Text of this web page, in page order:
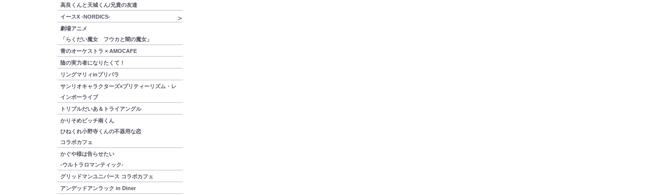
高良くんと天城くん/兄貴の友達
イースX -NORDICS-
劇場アニメ
「らくだい魔女 フウカと闇の魔女」
青のオーケストラ × AMOCAFE
陰の実力者になりたくて！
リングマリィinプリパラ
サンリオキャラクターズ×プリティーリズム・レ
インボーライブ
トリプルだいあ＆トライアングル
かりそめビッチ南くん
ひねくれ小野寺くんの不器用な恋
コラボカフェ
かぐや様は告らせたい
-ウルトラロマンティック-
グリッドマンユニバース コラボカフェ
アンデッドアンラック in Diner